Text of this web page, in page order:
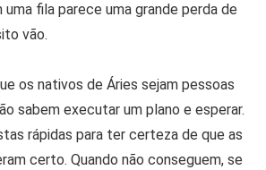
fila parece uma grande perda de
vão.
os nativos de Áries sejam pessoas
sabem executar um plano e esperar.
rápidas para ter certeza de que as
certo. Quando não conseguem, se